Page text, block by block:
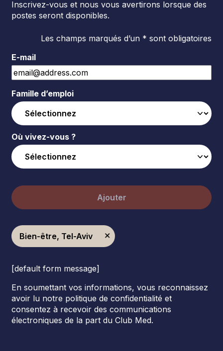
Inscrivez-vous et nous vous avertirons lorsque des
postes seront disponibles.
Les champs marqués d’un * sont obligatoires
E-mail
Famille d’emploi
Où vivez-vous ?
Ajouter
Bien-être, Tel-Aviv
[default form message]
En soumettant vos informations, vous reconnaissez
avoir lu notre politique de confidentialité et
consentez à recevoir des communications
électroniques de la part du Club Med.